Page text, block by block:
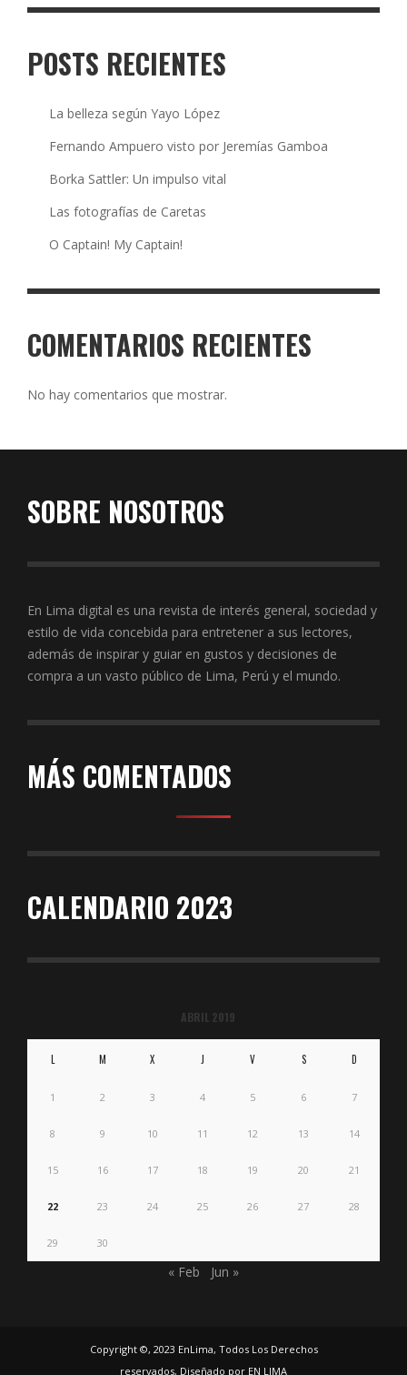
POSTS RECIENTES
La belleza según Yayo López
Fernando Ampuero visto por Jeremías Gamboa
Borka Sattler: Un impulso vital
Las fotografías de Caretas
O Captain! My Captain!
COMENTARIOS RECIENTES
No hay comentarios que mostrar.
SOBRE NOSOTROS
En Lima digital es una revista de interés general, sociedad y
estilo de vida concebida para entretener a sus lectores,
además de inspirar y guiar en gustos y decisiones de
compra a un vasto público de Lima, Perú y el mundo.
MÁS COMENTADOS
CALENDARIO 2023
ABRIL 2019
L M X J V S D
1 2 3 4 5 6 7
8 9 10 11 12 13 14
15 16 17 18 19 20 21
22 23 24 25 26 27 28
29 30
« Feb Jun »
Copyright ©, 2023 EnLima, Todos Los Derechos
reservados, Diseñado por EN LIMA